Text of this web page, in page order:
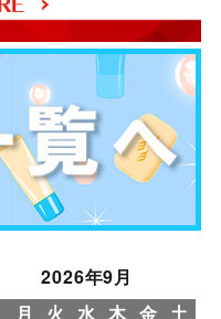
2026年9月
月 火 水 木 金 土